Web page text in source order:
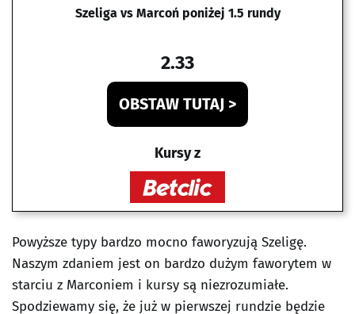
Szeliga vs Marcoń poniżej 1.5 rundy
2.33
OBSTAW TUTAJ >
Kursy z
Powyższe typy bardzo mocno faworyzują Szeligę.
Naszym zdaniem jest on bardzo dużym faworytem w
starciu z Marconiem i kursy są niezrozumiałe.
Spodziewamy się, że już w pierwszej rundzie będzie